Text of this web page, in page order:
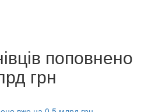
поповнено
грн